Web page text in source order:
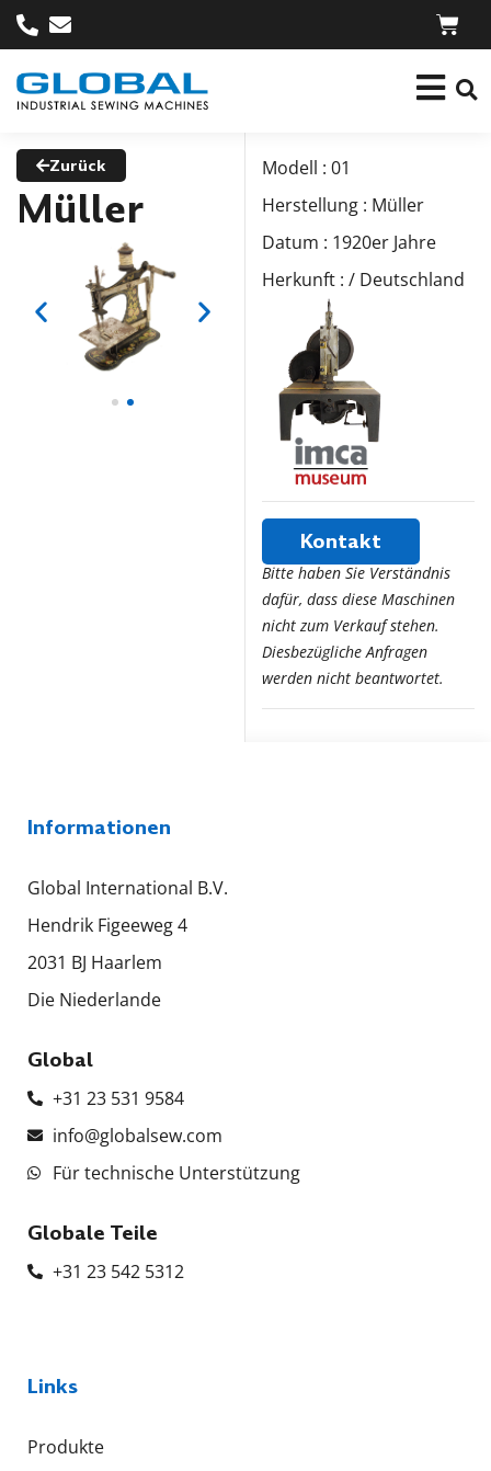
Zurück
Müller
Modell : 01
Herstellung : Müller
Datum : 1920er Jahre
Herkunft : / Deutschland
Bitte haben Sie Verständnis
dafür, dass diese Maschinen
nicht zum Verkauf stehen.
Diesbezügliche Anfragen
werden nicht beantwortet.
Kontakt
Informationen
Global International B.V.
Hendrik Figeeweg 4
2031 BJ Haarlem
Die Niederlande
Global
+31 23 531 9584
info@globalsew.com
Für technische Unterstützung
Globale Teile
+31 23 542 5312
Links
Produkte